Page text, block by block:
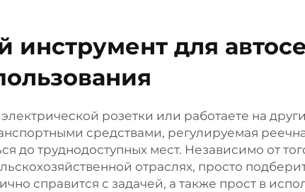
инструмент для
розетки или работаете на
средствами, регулируемая
до труднодоступных мест. Независимо от
отраслях, просто
справится с задачей, а также прост в